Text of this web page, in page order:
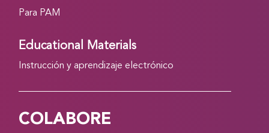
Para PAM
Educational Materials
Instrucción y aprendizaje electrónico
COLABORE